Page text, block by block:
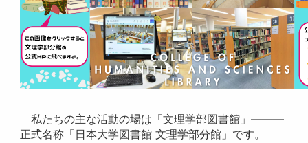
私たちの主な活動の場は「文理学部図書館」―――
正式名称「日本大学図書館 文理学部分館」です。